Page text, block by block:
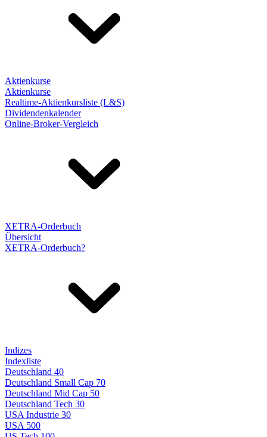
Aktienkurse
Aktienkurse
Realtime-Aktienkursliste (L&S)
Dividendenkalender
Online-Broker-Vergleich
XETRA-Orderbuch
Übersicht
XETRA-Orderbuch?
Indizes
Indexliste
Deutschland 40
Deutschland Small Cap 70
Deutschland Mid Cap 50
Deutschland Tech 30
USA Industrie 30
USA 500